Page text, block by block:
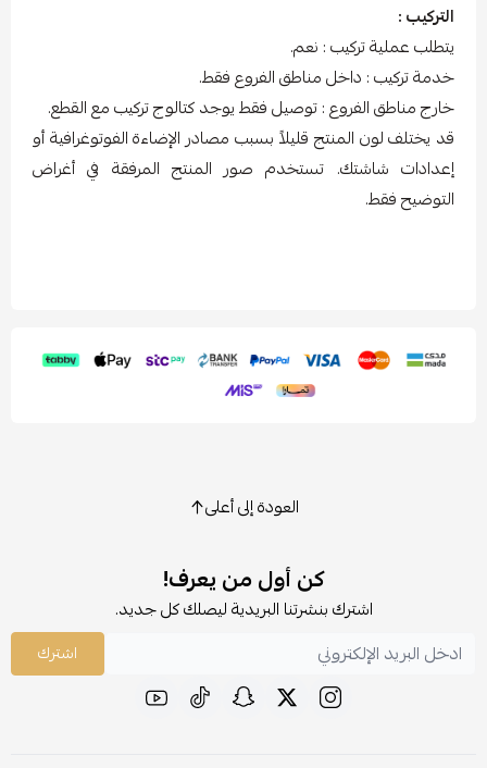
التركيب :
يتطلب عملية تركيب : نعم.
خدمة تركيب : داخل مناطق الفروع فقط.
خارج مناطق الفروع : توصيل فقط يوجد كتالوج تركيب مع القطع.
قد يختلف لون المنتج قليلاً بسبب مصادر الإضاءة الفوتوغرافية أو
إعدادات شاشتك. تستخدم صور المنتج المرفقة في أغراض
التوضيح فقط.
العودة إلى أعلى
كن أول من يعرف!
اشترك بنشرتنا البريدية ليصلك كل جديد.
اشترك